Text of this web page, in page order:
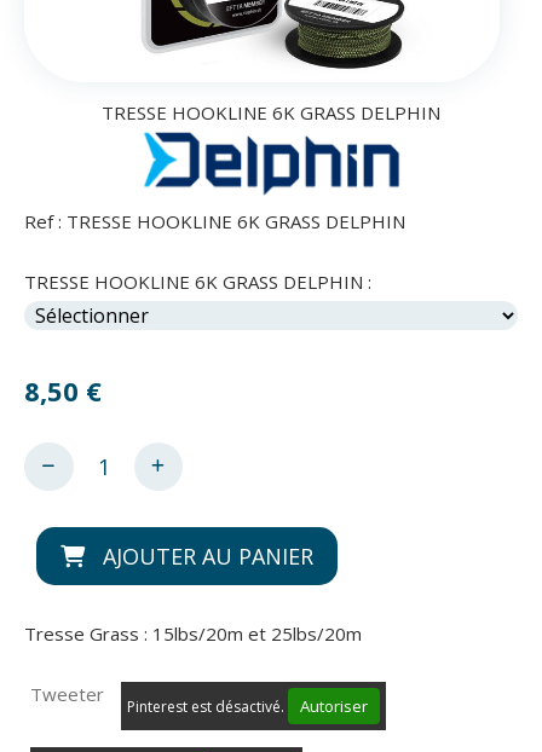
TRESSE HOOKLINE 6K GRASS DELPHIN
Ref : TRESSE HOOKLINE 6K GRASS DELPHIN
TRESSE HOOKLINE 6K GRASS DELPHIN :
8,50 €
AJOUTER AU PANIER
Tresse Grass : 15lbs/20m et 25lbs/20m
Tweeter
Pinterest est désactivé. Autoriser